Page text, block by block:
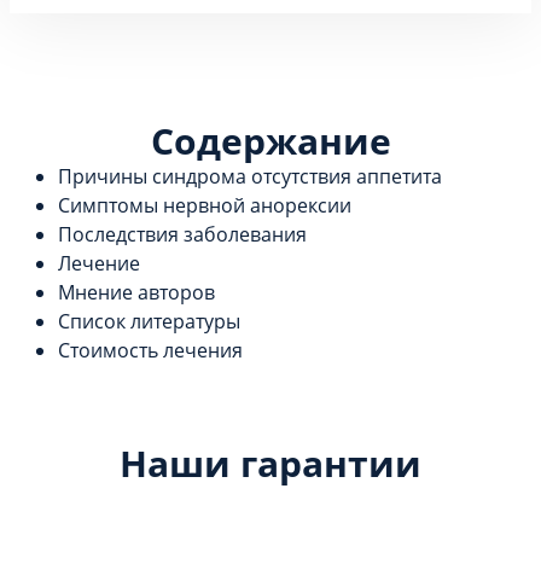
Содержание
Причины синдрома отсутствия аппетита
Симптомы нервной анорексии
Последствия заболевания
Лечение
Мнение авторов
Список литературы
Стоимость лечения
Наши гарантии